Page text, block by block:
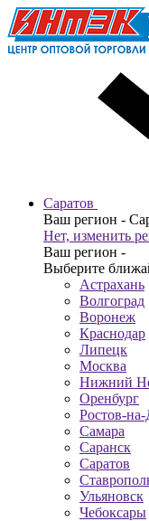
Саратов
Ваш регион -
Нет, изменить
Ваш регион -
Выберите
Астрахань
Волгоград
Воронеж
Краснодар
Липецк
Москва
Нижний
Оренбург
Ростов-
Самара
Саранск
Саратов
Ульяновск
Чебоксары